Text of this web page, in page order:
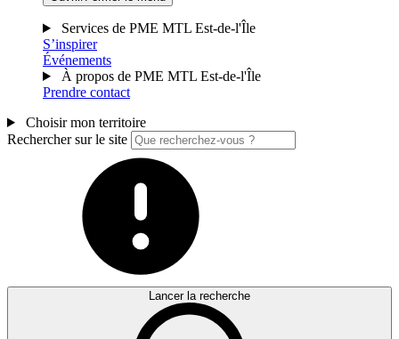
Services de PME MTL Est-de-l'Île
S’inspirer
Événements
À propos de PME MTL Est-de-l'Île
Prendre contact
Choisir mon territoire
Rechercher sur le site
Lancer la recherche